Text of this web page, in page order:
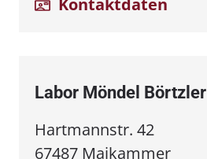
Labor Möndel Börtzler
Hartmannstr. 42
67487 Maikammer